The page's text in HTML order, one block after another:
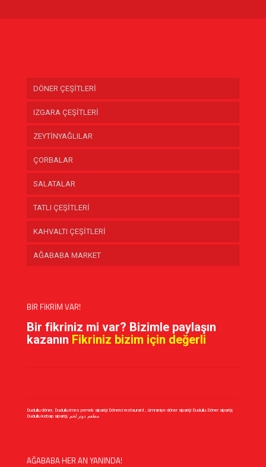
DÖNER ÇEŞİTLERİ
IZGARA ÇEŞİTLERİ
ZEYTİNYAĞLILAR
ÇORBALAR
SALATALAR
TATLI ÇEŞİTLERİ
KAHVALTI ÇEŞİTLERİ
AĞABABA MARKET
BİR FİKRİM VAR!
Bir fikriniz mi var? Bizimle paylaşın
kazanın Fikriniz bizim için değerli
Dudullu döner, Dudullu imes yemek siparişi Dönerci restaurant , ümraniye döner siparişi Dudullu Döner siparişi,
Dudullu kebap siparişi, مطعم دونر لحم
AĞABABA HER AN YANINDA!